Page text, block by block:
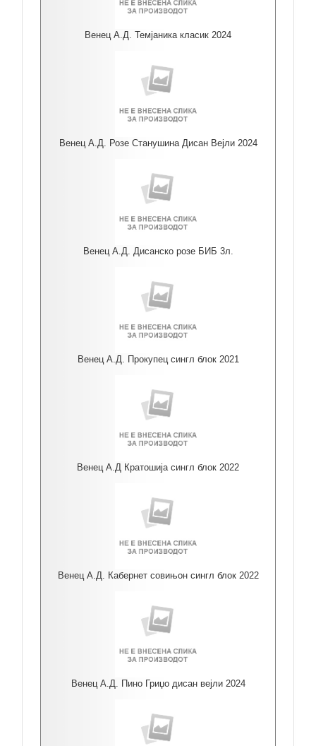
Венец А.Д. Темјаника класик 2024
Венец А.Д. Розе Станушина Дисан Вејли 2024
Венец А.Д. Дисанско розе БИБ 3л.
Венец А.Д. Прокупец сингл блок 2021
Венец А.Д Кратошија сингл блок 2022
Венец А.Д. Кабернет совињон сингл блок 2022
Венец А.Д. Пино Гриџо дисан вејли 2024